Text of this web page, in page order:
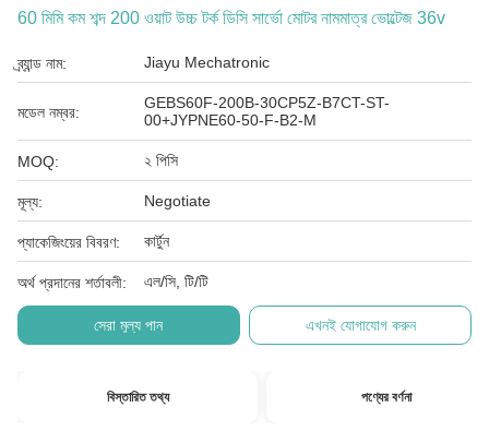
60 মিমি কম শব্দ 200 ওয়াট উচ্চ টর্ক ডিসি সার্ভো মোটর নামমাত্র ভোল্টেজ 36v
ব্র্যান্ড নাম: Jiayu Mechatronic
মডেল নম্বর:
GEBS60F-200B-30CP5Z-B7CT-ST-
00+JYPNE60-50-F-B2-M
MOQ: ২ পিসি
মূল্য: Negotiate
প্যাকেজিংয়ের বিবরণ: কার্টুন
অর্থ প্রদানের শর্তাবলী: এল/সি, টি/টি
সেরা মূল্য পান এখনই যোগাযোগ করুন
বিস্তারিত তথ্য পণ্যের বর্ণনা